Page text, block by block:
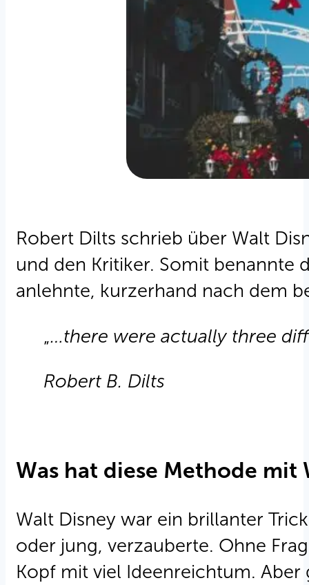
Robert Dilts schrieb über Walt
und den Kritiker. Somit benannte
anlehnte, kurzerhand nach dem
„…there were actually three
Robert B. Dilts
Was hat diese Methode mit
Walt Disney war ein brillanter
oder jung, verzauberte. Ohne
Kopf mit viel Ideenreichtum.